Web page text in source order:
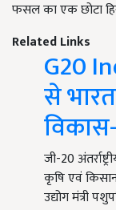
फसल का एक छोटा
Related Links
G20
से
जी-20
कृषि एवं
उद्योग मंत्री